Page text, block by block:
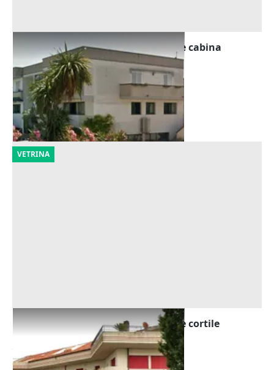
Asta Edificio artigianale con uffici e cabina
elettrica
Corropoli (Teramo)
Offerta minima
374.250 €
01/10/2026
VETRINA
Asta Edificio artigianale con uffici e cortile
Offerta minima
394.500 €